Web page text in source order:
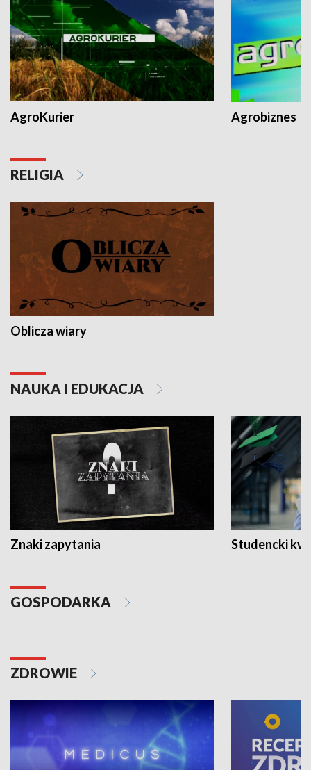
AgroKurier Agrobiznes
RELIGIA
Oblicza wiary
NAUKA I EDUKACJA
Znaki zapytania Studencki
GOSPODARKA
ZDROWIE